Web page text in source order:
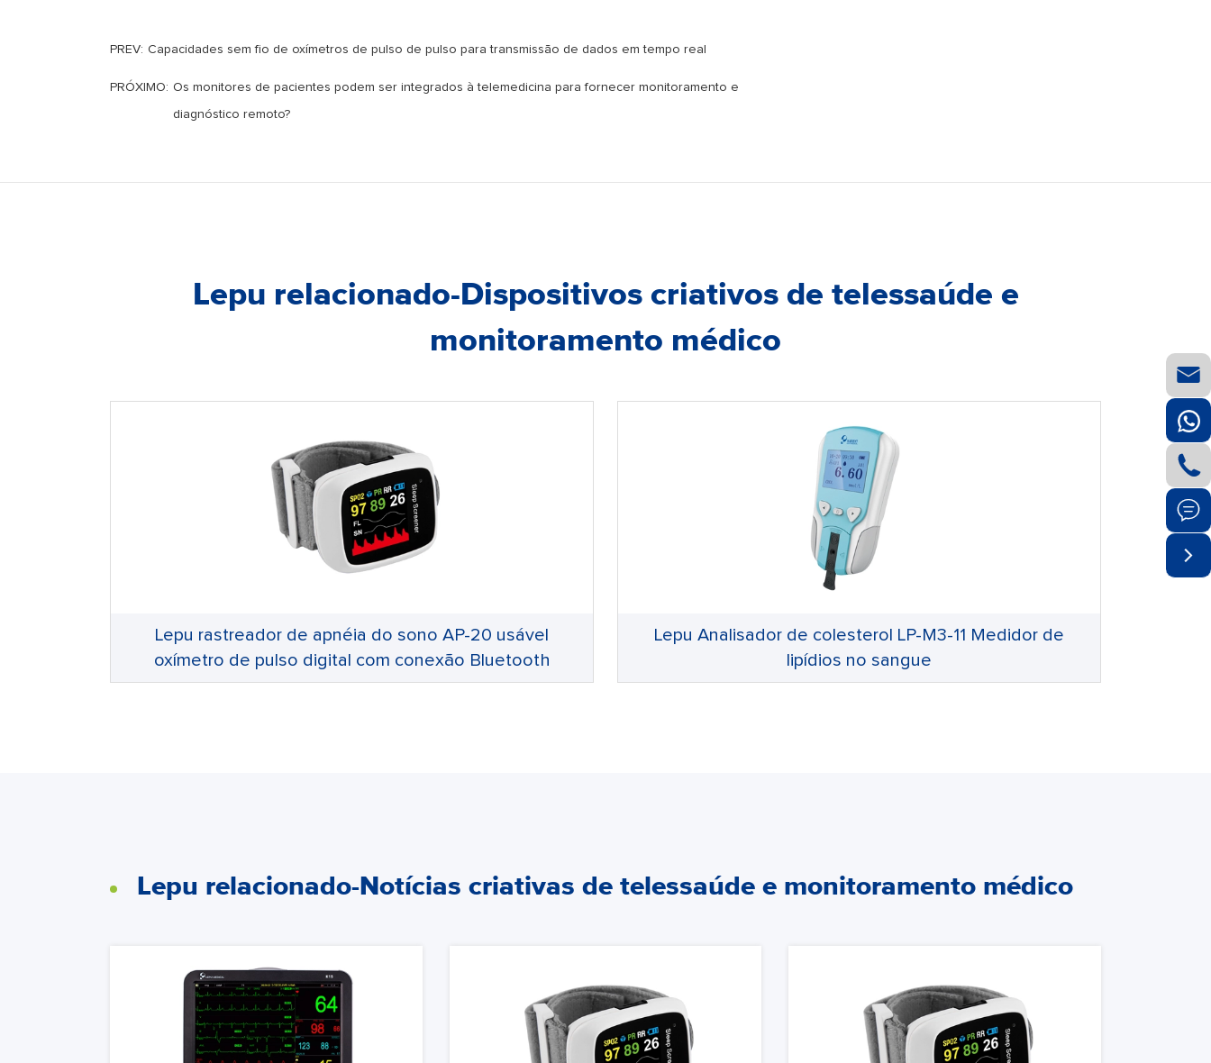
PREV: Capacidades sem fio de oxímetros de pulso de pulso para transmissão de dados em tempo real
PRÓXIMO: Os monitores de pacientes podem ser integrados à telemedicina para fornecer monitoramento e
diagnóstico remoto?
Lepu relacionado-Dispositivos criativos de telessaúde e
monitoramento médico
Lepu rastreador de apnéia do sono AP-20 usável
oxímetro de pulso digital com conexão Bluetooth
Lepu Analisador de colesterol LP-M3-11 Medidor de
lipídios no sangue
Lepu relacionado-Notícias criativas de telessaúde e monitoramento médico



